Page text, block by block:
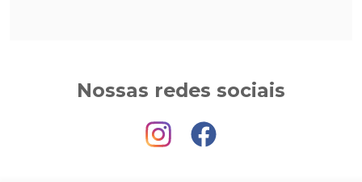
Nossas redes sociais